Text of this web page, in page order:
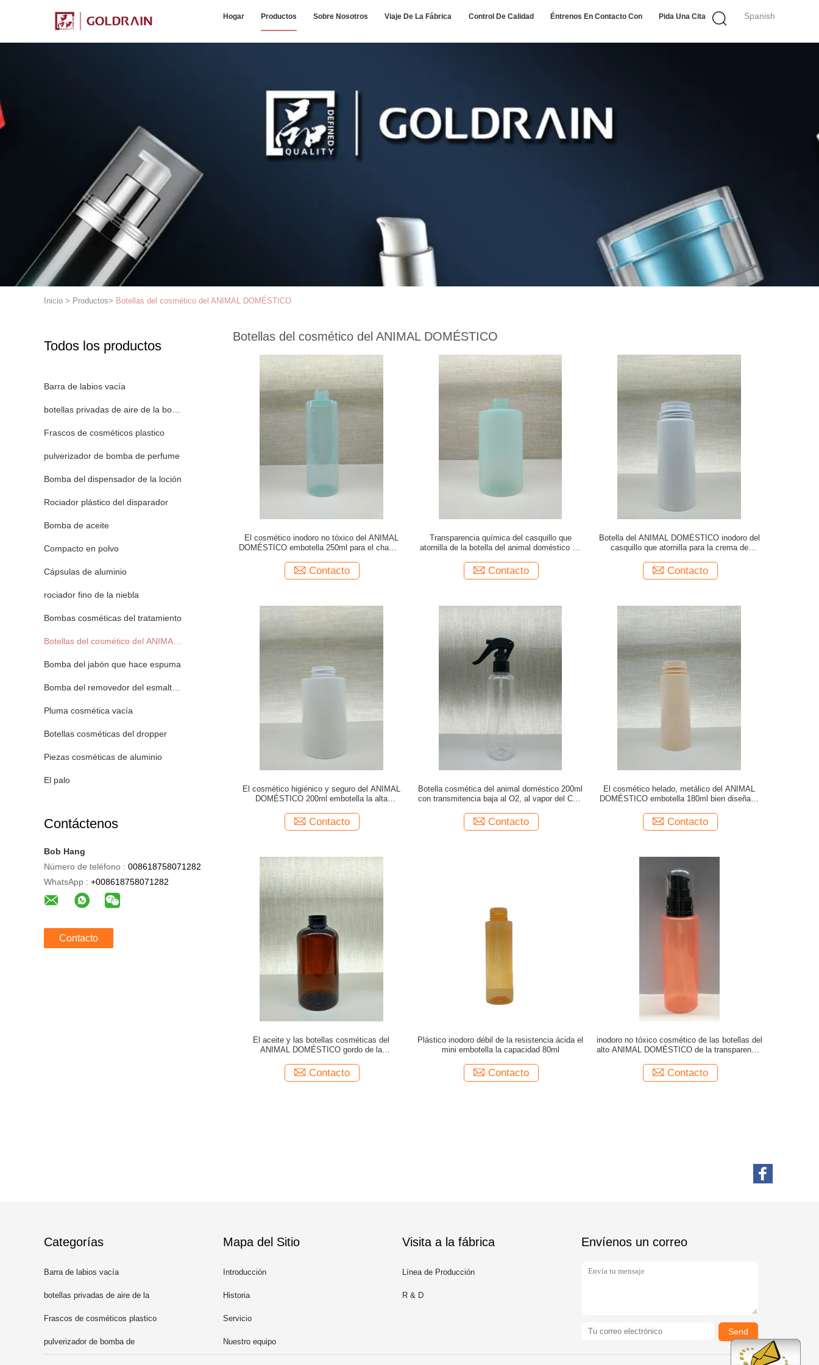
Spanish
Hogar Productos Sobre Nosotros Viaje De La Fábrica Control De Calidad Éntrenos En Contacto Con Pida Una Cita
Inicio > Productos> Botellas del cosmético del ANIMAL DOMÉSTICO
Todos los productos
Barra de labios vacía
botellas privadas de aire de la bomba
Frascos de cosméticos plastico
pulverizador de bomba de perfume
Bomba del dispensador de la loción
Rociador plástico del disparador
Bomba de aceite
Compacto en polvo
Cápsulas de aluminio
rociador fino de la niebla
Bombas cosméticas del tratamiento
Botellas del cosmético del ANIMAL DOMÉSTICO
Bomba del jabón que hace espuma
Bomba del removedor del esmalte de uñas
Pluma cosmética vacía
Botellas cosméticas del dropper
Piezas cosméticas de aluminio
El palo
Contáctenos
Bob Hang
Número de teléfono : 008618758071282
WhatsApp : +008618758071282
Contacto
Botellas del cosmético del ANIMAL DOMÉSTICO
El cosmético inodoro no tóxico del ANIMAL
DOMÉSTICO embotella 250ml para el champú
Contacto
Transparencia química del casquillo que
atornilla de la botella del animal doméstico de
Contacto
Botella del ANIMAL DOMÉSTICO inodoro del
casquillo que atornilla para la crema de
Contacto
El cosmético higiénico y seguro del ANIMAL
DOMÉSTICO 200ml embotella la alta
Contacto
Botella cosmética del animal doméstico 200ml
con transmitencia baja al O2, al vapor del CO2
Contacto
El cosmético helado, metálico del ANIMAL
DOMÉSTICO embotella 180ml bien diseñado
Contacto
El aceite y las botellas cosméticas del
ANIMAL DOMÉSTICO gordo de la
embotella las muestras libres para la acción
Contacto
Plástico inodoro débil de la resistencia ácida el
mini embotella la capacidad 80ml
Contacto
inodoro no tóxico cosmético de las botellas del
alto ANIMAL DOMÉSTICO de la transparencia
bomba
Contacto
Categorías
Barra de labios vacía
botellas privadas de aire de la
bomba
Frascos de cosméticos plastico
pulverizador de bomba de
Mapa del Sitio
Introducción
Historia
Servicio
Nuestro equipo
Visita a la fábrica
Línea de Producción
R & D
Envíenos un correo
Send